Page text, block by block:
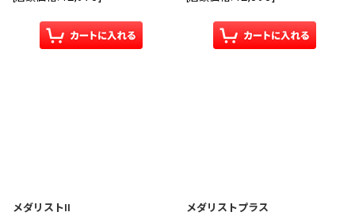
メダリストII
メダリストプラス